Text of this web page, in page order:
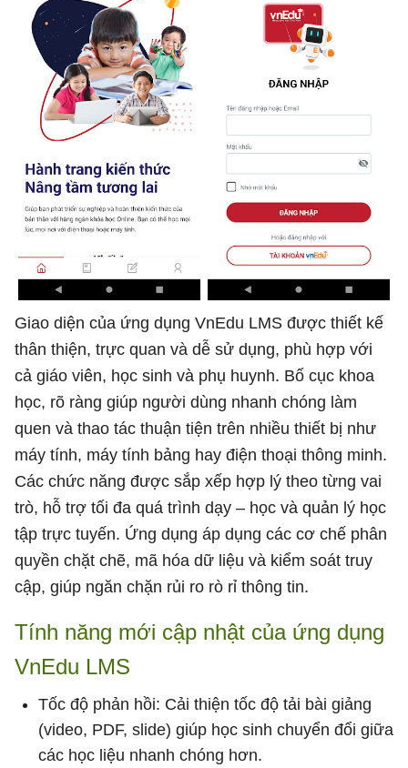
Giao diện của ứng dụng VnEdu LMS được thiết kế
thân thiện, trực quan và dễ sử dụng, phù hợp với
cả giáo viên, học sinh và phụ huynh. Bố cục khoa
học, rõ ràng giúp người dùng nhanh chóng làm
quen và thao tác thuận tiện trên nhiều thiết bị như
máy tính, máy tính bảng hay điện thoại thông minh.
Các chức năng được sắp xếp hợp lý theo từng vai
trò, hỗ trợ tối đa quá trình dạy – học và quản lý học
tập trực tuyến. Ứng dụng áp dụng các cơ chế phân
quyền chặt chẽ, mã hóa dữ liệu và kiểm soát truy
cập, giúp ngăn chặn rủi ro rò rỉ thông tin.
Tính năng mới cập nhật của ứng dụng
VnEdu LMS
Tốc độ phản hồi: Cải thiện tốc độ tải bài giảng
(video, PDF, slide) giúp học sinh chuyển đổi giữa
các học liệu nhanh chóng hơn.